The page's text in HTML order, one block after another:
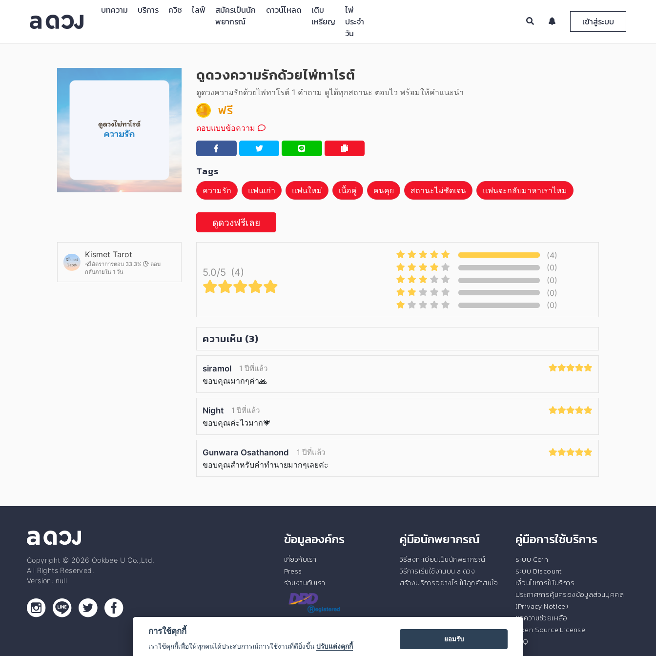
บทความ บริการ ควิซ ไลฟ์
สมัครเป็นนัก
พยากรณ์
ดาวน์โหลด
เติม
เหรียญ
ไพ่
ประจำ
วัน
เข้าสู่ระบบ
ดูดวงความรักด้วยไพ่ทาโรต์
ดูดวงความรักด้วยไพ่ทาโรต์ 1 คำถาม ดูได้ทุกสถานะ ตอบไว พร้อมให้คำแนะนำ
ฟรี
ตอบแบบข้อความ
Tags
ความรัก แฟนเก่า แฟนใหม่ เนื้อคู่ คนคุย สถานะไม่ชัดเจน แฟนจะกลับมาหาเราไหม
ดูดวงฟรีเลย
Kismet Tarot
อัตราการตอบ 33.3%
ตอบ
กลับภายใน 1 วัน
5.0/5 (4)
(4)
(0)
(0)
(0)
(0)
ความเห็น (3)
siramol 1 ปีที่แล้ว
ขอบคุณมากๆค่า🙏
Night 1 ปีที่แล้ว
ขอบคุณค่ะไวมาก💗
Gunwara Osathanond 1 ปีที่แล้ว
ขอบคุณสำหรับคำทำนายมากๆเลยค่ะ
Copyright © 2026 Ookbee U Co.,Ltd.
All Rights Reserved.
Version: null
ข้อมูลองค์กร
เกี่ยวกับเรา
Press
ร่วมงานกับเรา
คู่มือนักพยากรณ์
วิธีลงทะเบียนเป็นนักพยากรณ์
วิธีการเริ่มใช้งานบน a ดวง
สร้างบริการอย่างไร ให้ลูกค้าสนใจ
คู่มือการใช้บริการ
ระบบ Coin
ระบบ Discount
เงื่อนไขการให้บริการ
ประกาศการคุ้มครองข้อมูลส่วนบุคคล
(Privacy Notice)
ขอความช่วยเหลือ
Open Source License
FAQ
การใช้คุกกี้
เราใช้คุกกี้เพื่อให้ทุกคนได้ประสบการณ์การใช้งานที่ดียิ่งขึ้น ปรับแต่งคุกกี้
ยอมรับ